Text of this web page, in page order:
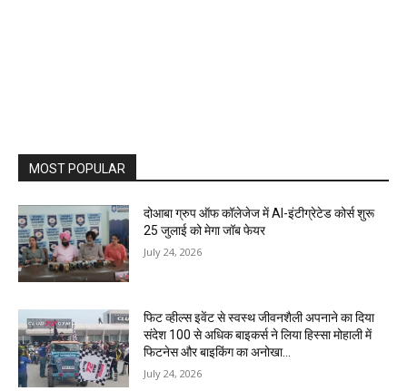
MOST POPULAR
दोआबा ग्रुप ऑफ कॉलेजेज में AI-इंटीग्रेटेड कोर्स शुरू
25 जुलाई को मेगा जॉब फेयर
July 24, 2026
फिट व्हील्स इवेंट से स्वस्थ जीवनशैली अपनाने का दिया
संदेश 100 से अधिक बाइकर्स ने लिया हिस्सा मोहाली में
फिटनेस और बाइकिंग का अनोखा...
July 24, 2026